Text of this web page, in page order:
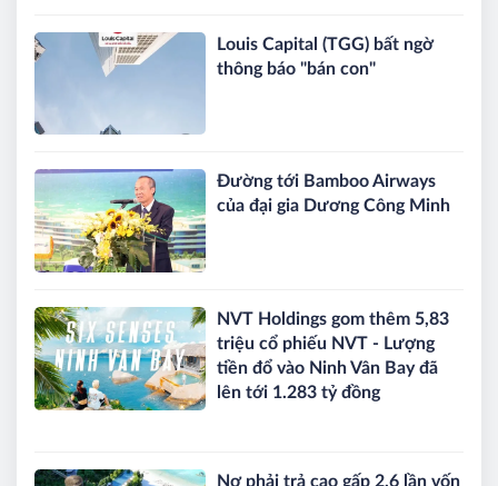
Louis Capital (TGG) bất ngờ
thông báo "bán con"
Đường tới Bamboo Airways
của đại gia Dương Công Minh
NVT Holdings gom thêm 5,83
triệu cổ phiếu NVT - Lượng
tiền đổ vào Ninh Vân Bay đã
lên tới 1.283 tỷ đồng
Nợ phải trả cao gấp 2.6 lần vốn